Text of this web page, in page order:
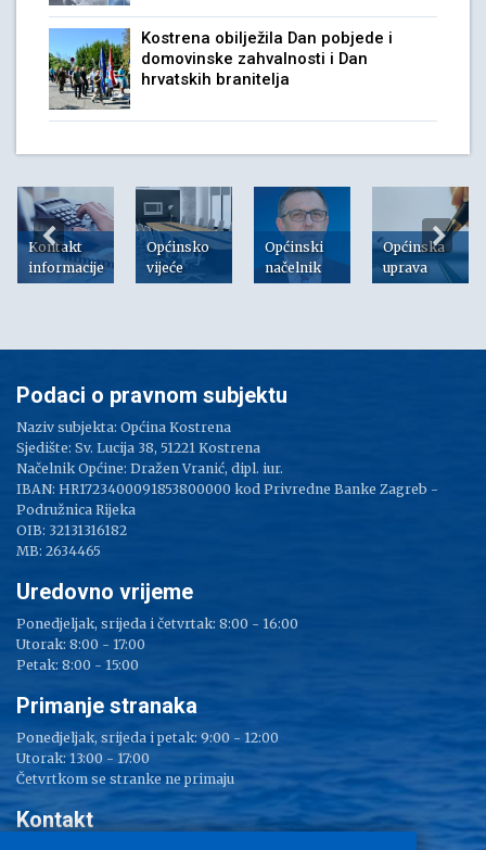
Kostrena obilježila Dan pobjede i
domovinske zahvalnosti i Dan
hrvatskih branitelja
Kontakt
informacije
Općinsko
vijeće
Općinski
načelnik
Općinska
uprava
Podaci o pravnom subjektu
Naziv subjekta: Općina Kostrena
Sjedište: Sv. Lucija 38, 51221 Kostrena
Načelnik Općine: Dražen Vranić, dipl. iur.
IBAN: HR1723400091853800000 kod Privredne Banke Zagreb -
Podružnica Rijeka
OIB: 32131316182
MB: 2634465
Uredovno vrijeme
Ponedjeljak, srijeda i četvrtak: 8:00 - 16:00
Utorak: 8:00 - 17:00
Petak: 8:00 - 15:00
Primanje stranaka
Ponedjeljak, srijeda i petak: 9:00 - 12:00
Utorak: 13:00 - 17:00
Četvrtkom se stranke ne primaju
Kontakt